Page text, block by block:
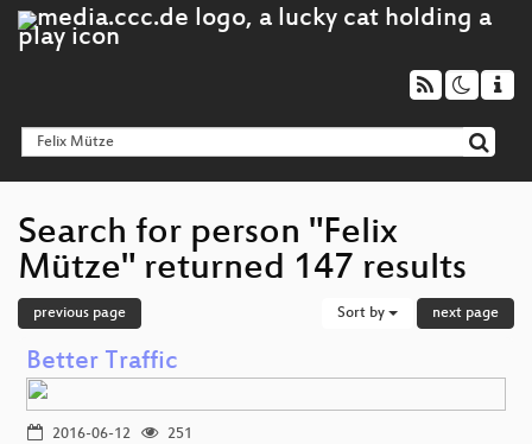
Search for person "Felix
Mütze" returned 147 results
previous page Sort by next page
Better Traffic
2016-06-12
251